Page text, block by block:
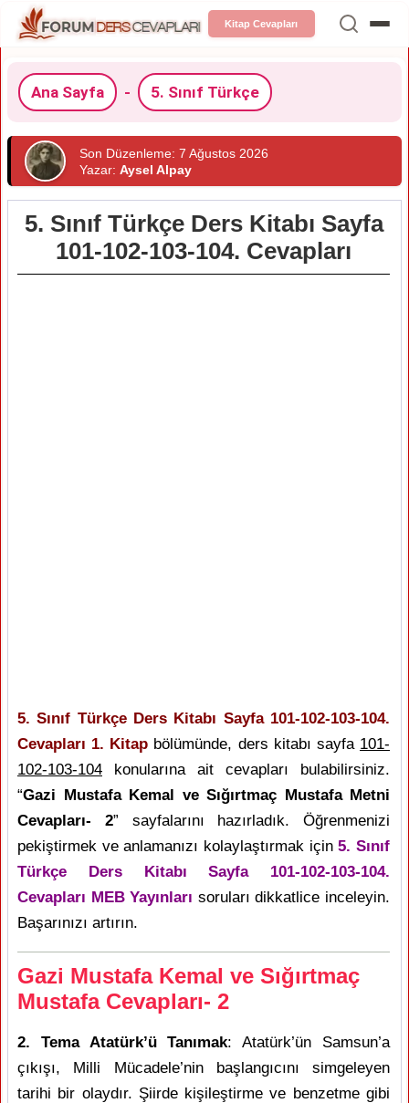
Kitap Cevapları
Ana Sayfa - 5. Sınıf Türkçe
Son Düzenleme: 7 Ağustos 2026
Yazar: Aysel Alpay
5. Sınıf Türkçe Ders Kitabı Sayfa
101-102-103-104. Cevapları
5. Sınıf Türkçe Ders Kitabı Sayfa 101-102-103-104.
Cevapları 1. Kitap bölümünde, ders kitabı sayfa 101-
102-103-104 konularına ait cevapları bulabilirsiniz.
“Gazi Mustafa Kemal ve Sığırtmaç Mustafa Metni
Cevapları- 2” sayfalarını hazırladık. Öğrenmenizi
pekiştirmek ve anlamanızı kolaylaştırmak için5. Sınıf
Türkçe Ders Kitabı Sayfa 101-102-103-104.
Cevapları MEB Yayınları soruları dikkatlice inceleyin.
Başarınızı artırın.
Gazi Mustafa Kemal ve Sığırtmaç
Mustafa Cevapları- 2
2. Tema Atatürk’ü Tanımak: Atatürk’ün Samsun’a
çıkışı, Milli Mücadele’nin başlangıcını simgeleyen
tarihi bir olaydır. Şiirde kişileştirme ve benzetme gibi